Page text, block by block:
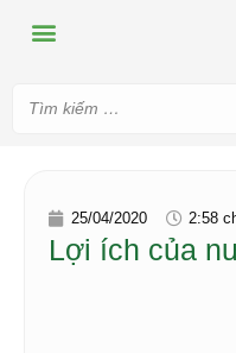
25/04/2020 2:58
Lợi ích của